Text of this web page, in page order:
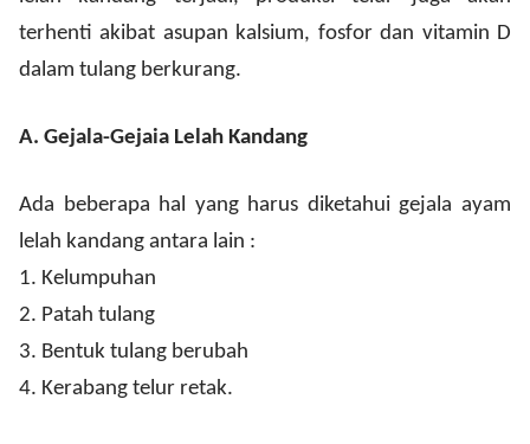
terhenti akibat asupan kalsium, fosfor dan vitamin D
dalam tulang berkurang.
A. Gejala-Gejaia Lelah Kandang
Ada beberapa hal yang harus diketahui gejala ayam
lelah kandang antara lain :
1. Kelumpuhan
2. Patah tulang
3. Bentuk tulang berubah
4. Kerabang telur retak.